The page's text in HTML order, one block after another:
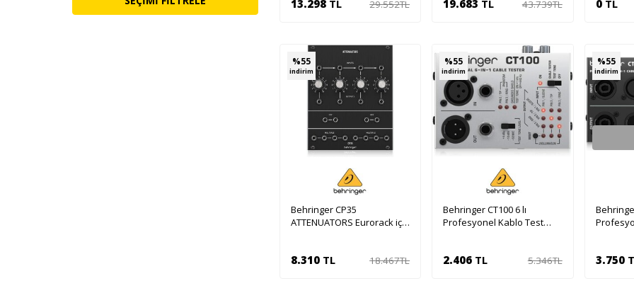
13.298TL 29.552TL 19.683 TL 43.739TL 0TL
%55
indirim
Behringer CP35
ATTENUATORS Eurorack için
8.310TL 18.467TL
%55
indirim
Behringer CT100 6 lı
Profesyonel Kablo Test
2.406 TL 5.346TL
%55
indirim
3.750